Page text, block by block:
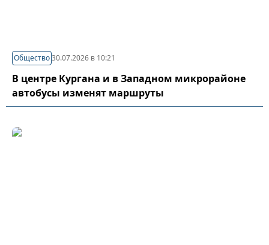
Общество30.07.2026 в 10:21
В центре Кургана и в Западном микрорайоне
автобусы изменят маршруты